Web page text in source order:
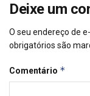
Deixe um
O seu endereço de
obrigatórios são
Comentário *